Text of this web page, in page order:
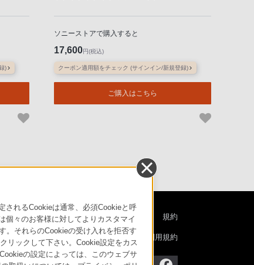
)
ソニーストアで購入すると
17,600円(税込)
クーポン適用額をチェック (サインイン/新規登録)
ご購入はこちら
されるCookieは通常、必須Cookieと呼
個々のお客様に対してよりカスタマイ
。それらのCookieの受け入れを拒否す
リックして下さい。Cookie設定をカス
の設定によっては、このウェブサ
定商取引法に基づく表記 ご利用ガイド 規約
ニュースリリース 環境情報 My Sony 利用規約